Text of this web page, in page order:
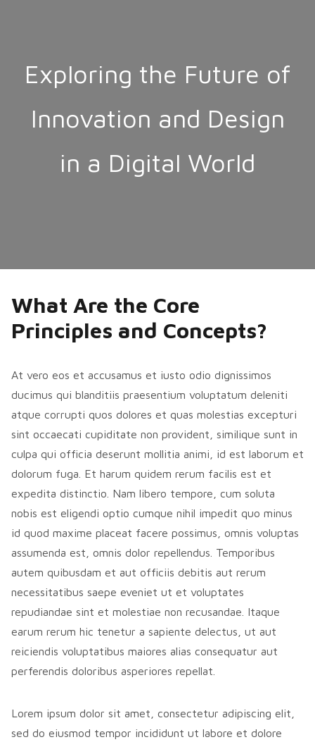
Exploring the Future of
Innovation and Design
in a Digital World
What Are the Core
Principles and Concepts?
At vero eos et accusamus et iusto odio dignissimos
ducimus qui blanditiis praesentium voluptatum deleniti
atque corrupti quos dolores et quas molestias excepturi
sint occaecati cupiditate non provident, similique sunt in
culpa qui officia deserunt mollitia animi, id est laborum et
dolorum fuga. Et harum quidem rerum facilis est et
expedita distinctio. Nam libero tempore, cum soluta
nobis est eligendi optio cumque nihil impedit quo minus
id quod maxime placeat facere possimus, omnis voluptas
assumenda est, omnis dolor repellendus. Temporibus
autem quibusdam et aut officiis debitis aut rerum
necessitatibus saepe eveniet ut et voluptates
repudiandae sint et molestiae non recusandae. Itaque
earum rerum hic tenetur a sapiente delectus, ut aut
reiciendis voluptatibus maiores alias consequatur aut
perferendis doloribus asperiores repellat.
Lorem ipsum dolor sit amet, consectetur adipiscing elit,
sed do eiusmod tempor incididunt ut labore et dolore